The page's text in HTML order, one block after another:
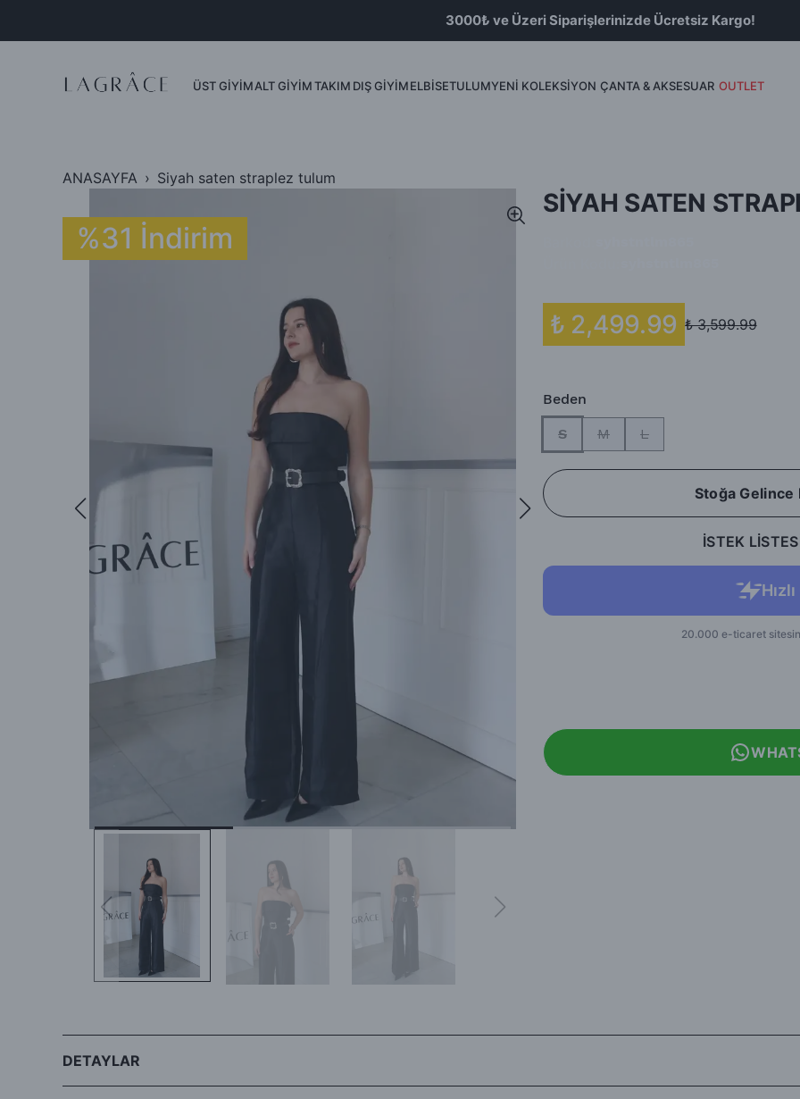
3000₺ ve Üzeri Siparişlerinizde Ücretsiz Kargo!
ÜST GİYİMALT GİYİMTAKIM DIŞ GİYİM
Ceket Yelek ELBİSETULUMYENİ KOLEKSİYON ÇANTA & AKSESUAR OUTLET
ANASAYFA Siyah saten straplez tulum
%31 İndirim
SİYAH SATEN
₺ 2,499.99 ₺ 3,599.99
Beden
S M L
Stoğa Gelince
İSTEK
DETAYLAR